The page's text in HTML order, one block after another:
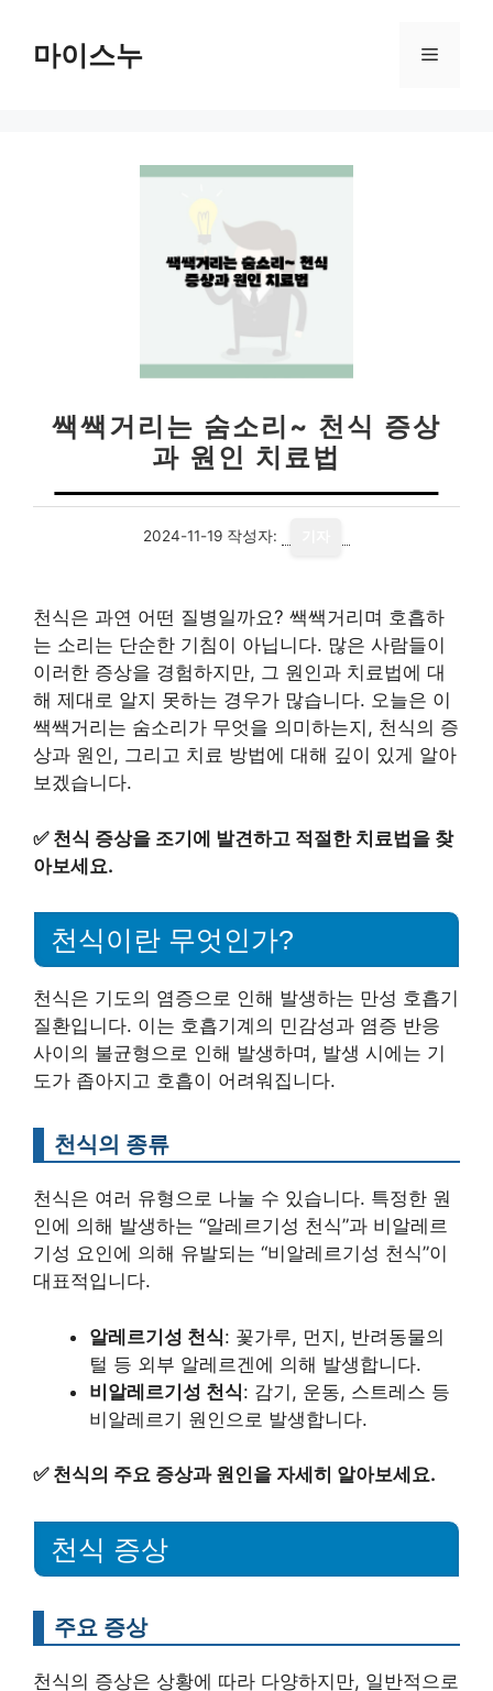
마이스누 메
쌕쌕거리는 숨소리~ 천식 증상
과 원인 치료법
2024-11-19 작성자:
천식은 과연 어떤 질병일까요? 쌕쌕거리며 호흡하
는 소리는 단순한 기침이 아닙니다. 많은 사람들이
이러한 증상을 경험하지만, 그 원인과 치료법에 대
해 제대로 알지 못하는 경우가 많습니다. 오늘은 이
쌕쌕거리는 숨소리가 무엇을 의미하는지, 천식의 증
상과 원인, 그리고 치료 방법에 대해 깊이 있게 알아
보겠습니다.
✅ 천식 증상을 조기에 발견하고 적절한 치료법을 찾
아보세요.
천식이란 무엇인가?
천식은 기도의 염증으로 인해 발생하는 만성 호흡기
질환입니다. 이는 호흡기계의 민감성과 염증 반응
사이의 불균형으로 인해 발생하며, 발생 시에는 기
도가 좁아지고 호흡이 어려워집니다.
천식의 종류
천식은 여러 유형으로 나눌 수 있습니다. 특정한 원
인에 의해 발생하는 “알레르기성 천식”과 비알레르
기성 요인에 의해 유발되는 “비알레르기성 천식”이
대표적입니다.
알레르기성 천식: 꽃가루, 먼지, 반려동물의
털 등 외부 알레르겐에 의해 발생합니다.
비알레르기성 천식: 감기, 운동, 스트레스 등
비알레르기 원인으로 발생합니다.
✅ 천식의 주요 증상과 원인을 자세히 알아보세요.
천식 증상
주요 증상
천식의 증상은 상황에 따라 다양하지만, 일반적으로